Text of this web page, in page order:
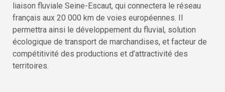
liaison fluviale Seine-Escaut, qui connectera le réseau
français aux 20 000 km de voies européennes. Il
permettra ainsi le développement du fluvial, solution
écologique de transport de marchandises, et facteur de
compétitivité des productions et d’attractivité des
territoires.